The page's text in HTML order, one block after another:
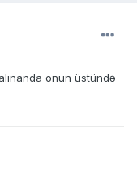
onun üstündə